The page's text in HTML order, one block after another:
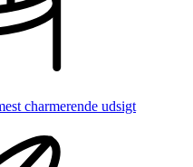
charmerende udsigt